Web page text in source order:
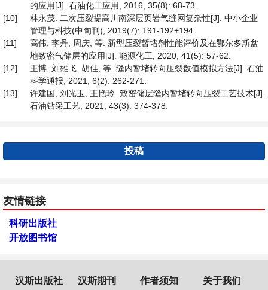
的应用[J]. 石油化工应用, 2016, 35(8): 68-73.
[10]
林永茂. 二次压裂提高川南深层页岩气缝网复杂性[J]. 中小企业
管理与科技(中旬刊), 2019(7): 191-192+194.
[11]
高伟, 李丹, 周庆, 等. 新型压裂暂堵剂性能评价及在鄂尔多斯盆
地致密气储层的应用[J]. 能源化工, 2020, 41(5): 57-62.
[12]
王博, 刘雄飞, 胡佳, 等. 缝内暂堵转向压裂数值模拟方法[J]. 石油
科学通报, 2021, 6(2): 262-271.
[13]
许建国, 刘光玉, 王艳玲. 致密储层缝内暂堵转向压裂工艺技术[J].
石油钻采工艺, 2021, 43(3): 374-378.
投稿
友情链接
科研出版社
开放图书馆
汉斯出版社 汉斯期刊 作者须知 关于我们